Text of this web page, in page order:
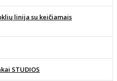
linija su keičiamais
STUDIOS